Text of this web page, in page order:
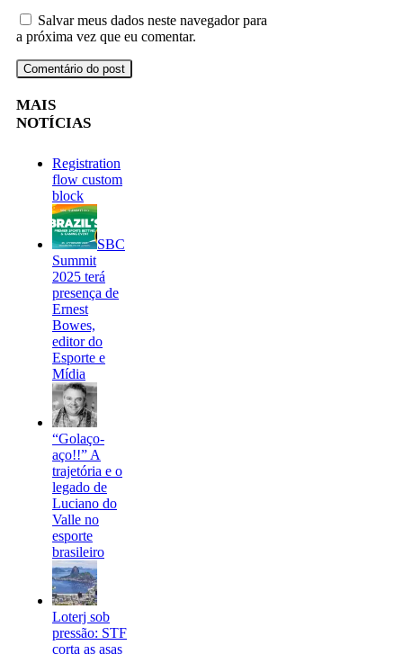
Salvar meus dados neste navegador para
a próxima vez que eu comentar.
MAIS
NOTÍCIAS
Registration
flow custom
block
SBC
Summit
2025 terá
presença de
Ernest
Bowes,
editor do
Esporte e
Mídia
“Golaço-
aço!!” A
trajetória e o
legado de
Luciano do
Valle no
esporte
brasileiro
Loterj sob
pressão: STF
corta as asas